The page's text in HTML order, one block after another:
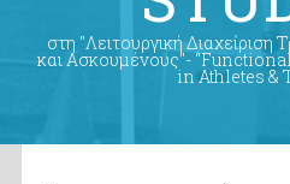
στη "Λειτουργική
και Ασκουμένους"-
in Athletes &